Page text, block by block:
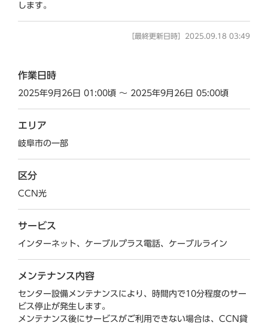
します。
［最終更新日時］2025.09.18 03:49
作業日時
2025年9月26日 01:00頃 ～ 2025年9月26日 05:00頃
エリア
岐阜市の一部
区分
CCN光
サービス
インターネット、ケーブルプラス電話、ケーブルライン
メンテナンス内容
センター設備メンテナンスにより、時間内で10分程度のサー
ビス停止が発生します。
メンテナンス後にサービスがご利用できない場合は、CCN貸